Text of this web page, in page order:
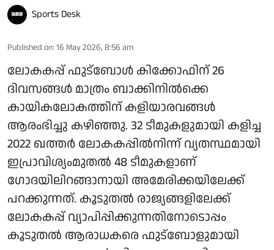
Sports Desk
Published on: 16 May 2026, 8:56 am
ലോകകപ്പ് ഫുട്ബോൾ കിക്കോഫിന് 26
ദിവസങ്ങൾ മാത്രം ബാക്കിനിൽക്കെ
കായികലോകത്തിന് കളിയാരവങ്ങള്‍
ആരംഭിച്ചു കഴിഞ്ഞു. 32 ടീമുകളുമായി കളിച്ച
2022 ഖത്തർ ലോകകപ്പിൽനിന്ന് വ്യതസ്ഥമായി
ഇപ്രാവിശ്യംമുതൽ 48 ടീമുകളാണ് ​
ഗോദയിലിറങ്ങാനായി അമേരിക്കയിലേക്ക്
പറക്കുന്നത്. കൂടുതൽ രാജ്യങ്ങളിലേക്ക്
ലോകകപ്പ് വ്യാപിപ്പിക്കുന്നതിനോടൊപ്പം
കൂടുതൽ ആരാധകരെ ഫുട്ബോളുമായി